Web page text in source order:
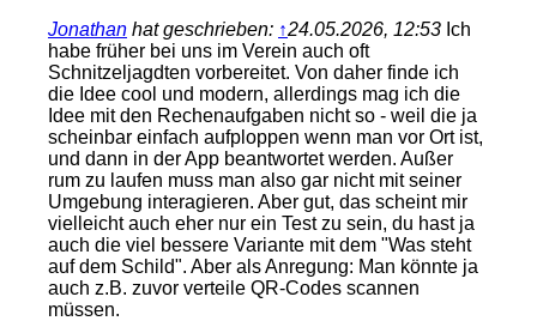
Jonathan hat geschrieben: ↑24.05.2026, 12:53 Ich
habe früher bei uns im Verein auch oft
Schnitzeljagdten vorbereitet. Von daher finde ich
die Idee cool und modern, allerdings mag ich die
Idee mit den Rechenaufgaben nicht so - weil die ja
scheinbar einfach aufploppen wenn man vor Ort ist,
und dann in der App beantwortet werden. Außer
rum zu laufen muss man also gar nicht mit seiner
Umgebung interagieren. Aber gut, das scheint mir
vielleicht auch eher nur ein Test zu sein, du hast ja
auch die viel bessere Variante mit dem "Was steht
auf dem Schild". Aber als Anregung: Man könnte ja
auch z.B. zuvor verteile QR-Codes scannen
müssen.